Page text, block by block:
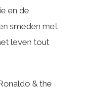
en de
smeden met
leven tout
& the